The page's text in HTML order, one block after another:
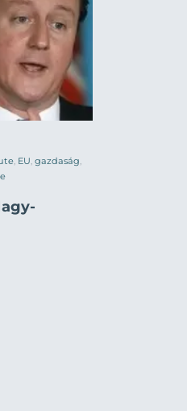
EU gazdaság